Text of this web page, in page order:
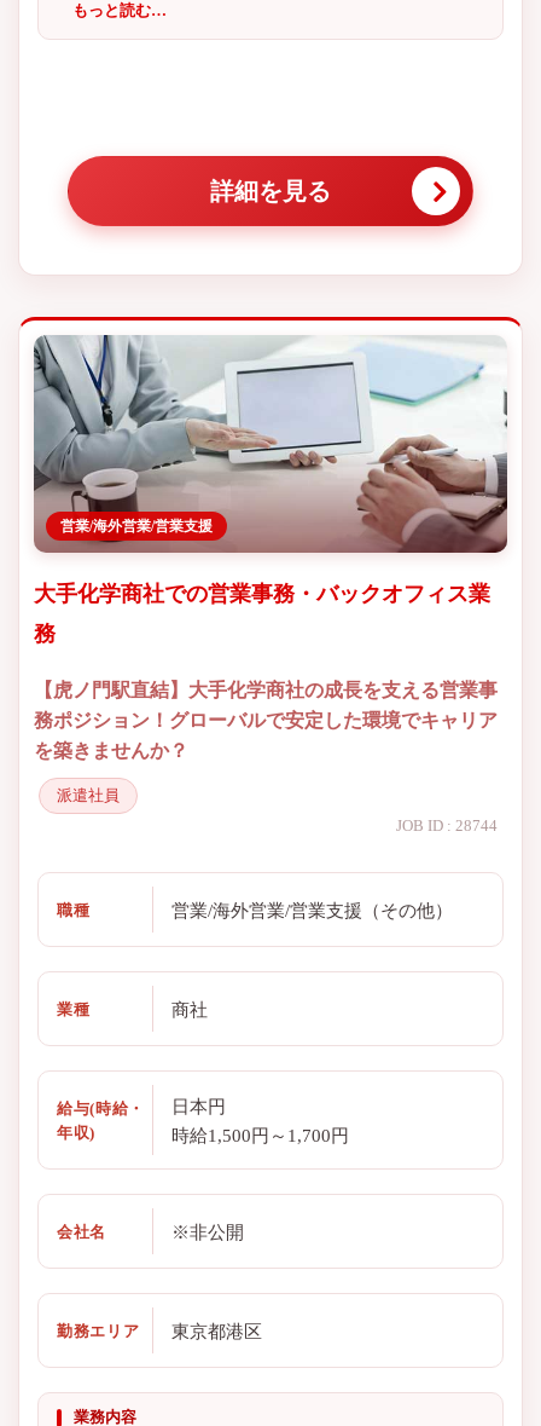
もっと読む…
詳細を見る
営業/海外営業/営業支援
大手化学商社での営業事務・バックオフィス業
務
【虎ノ門駅直結】大手化学商社の成長を支える営業事
務ポジション！グローバルで安定した環境でキャリア
を築きませんか？
派遣社員
JOB ID : 28744
職種 営業/海外営業/営業支援（その他）
業種 商社
給与(時給・
年収)
日本円
時給1,500円～1,700円
会社名 ※非公開
勤務エリア 東京都港区
業務内容